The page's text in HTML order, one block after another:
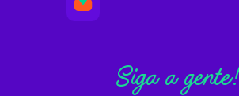
Siga a gente!